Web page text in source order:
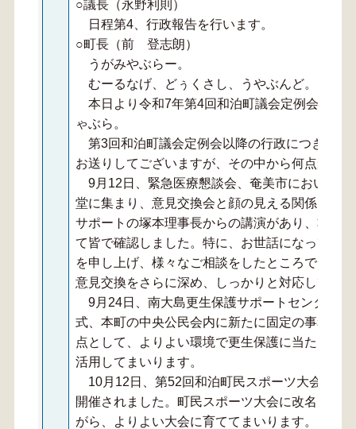
○議長（永野利則）
日程第4、行政報告を行います。
○町長（前 登志朗）
うがみやぶらー。
むーるなげ、どぅくさし、うやぶんど。
本日より令和7年第4回和泊町議会定例会が始
ゃぶら。
第3回和泊町議会定例会以降の行政につきまし
お送りしてございますが、その中から何点か改
9月12日、緊急医療懇談会、奄美市において、
堂に集まり、意見交換会と顔の見える関係を深
サポートの塚本理事長からの講演があり、準救
て皆で確認しました。特に、お世話になってい
を申し上げ、様々なご相談をしたところでござ
意見交換をさらに深め、しっかりと対応してま
9月24日、南大島更生保護サポートセンター沖
式、本町の中央公民会内に新たに固定の事務所
点として、よりよい環境で更生保護に当たるこ
活用してまいります。
10月12日、第52回和泊町民スポーツ大会、台
開催されました。町民スポーツ大会に改名して
がら、よりよい大会に育ててまいります。